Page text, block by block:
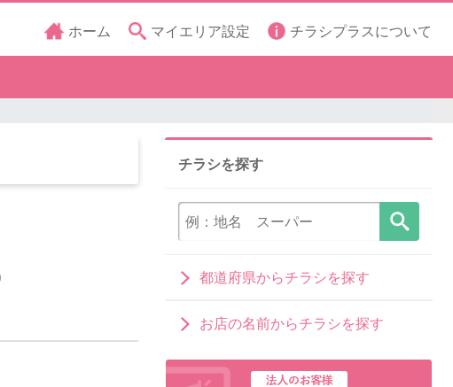
ホーム マイエリア設定 チラシプラスについて
チラシを探す
都道府県からチラシを探す
お店の名前からチラシを探す